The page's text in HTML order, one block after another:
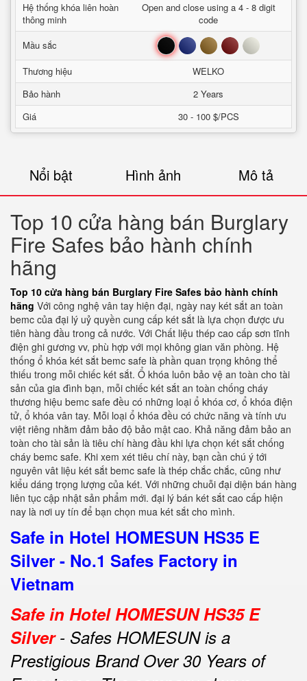
Hệ thống khóa liên hoàn
thông minh
Open and close using a 4 - 8 digit
code
Mầu sắc
Đen Xanh Nâu Đỏ Trắng
Thương hiệu
WELKO
Bảo hành
2 Years
Giá
30 - 100 $/PCS
Nổi bật Hình ảnh Mô tả
Top 10 cửa hàng bán Burglary
Fire Safes bảo hành chính
hãng
Top 10 cửa hàng bán Burglary Fire Safes bảo hành chính
hãng Với công nghệ vân tay hiện đại, ngày nay két sắt an toàn
bemc của đại lý uỷ quyền cung cấp két sắt là lựa chọn được ưu
tiên hàng đầu trong cả nước. Với Chất liệu thép cao cấp sơn tĩnh
điện ghi gương vv, phù hợp với mọi không gian văn phòng. Hệ
thống ổ khóa két sắt bemc safe là phần quan trọng không thể
thiếu trong mỗi chiếc két sắt. Ổ khóa luôn bảo vệ an toàn cho tài
sản của gia đình bạn, mỗi chiếc két sắt an toàn chống cháy
thương hiệu bemc safe đều có những loại ổ khóa cơ, ổ khóa điện
tử, ổ khóa vân tay. Mỗi loại ổ khóa đều có chức năng và tính ưu
việt riêng nhằm đảm bảo độ bảo mật cao. Khả năng đảm bảo an
toàn cho tài sản là tiêu chí hàng đầu khi lựa chọn két sắt chống
cháy bemc safe. Khi xem xét tiêu chí này, bạn cần chú ý tới
nguyên vât liệu két sắt bemc safe là thép chắc chắc, cũng như
kiểu dáng trọng lượng của két. Với những chuỗi đại diện bán hàng
liên tục cập nhật sản phẩm mới. đại lý bán két sắt cao cấp hiện
nay là nơi uy tín để bạn chọn mua két sắt cho mình.
Safe in Hotel HOMESUN HS35 E
Silver - No.1 Safes Factory in
Vietnam
Safe in Hotel HOMESUN HS35 E
Silver- Safes HOMESUN is a
Prestigious Brand Over 30 Years of